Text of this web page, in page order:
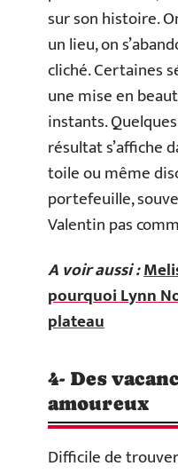
sur son histoire.
un lieu, on
cliché. Certaines
une mise en
instants.
résultat s’affiche
toile ou même
portefeuille,
Valentin pas
A voir aussi :
pourquoi Lynn
plateau
4- Des
amoureux
Difficile de